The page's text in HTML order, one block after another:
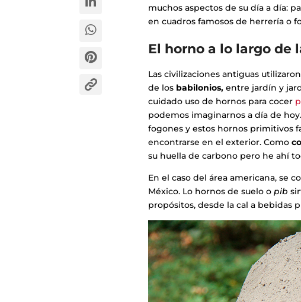
muchos aspectos de su día a día:
en cuadros famosos de herrería o
El horno a lo largo de
Las civilizaciones antiguas
de los babilonios,entre jardín y
cuidado uso de hornos para cocer
podemos imaginarnos a día de
fogones y estos hornos primitivos
encontrarse en el exterior. Como
su huella de carbono pero he ahí
En el caso del área americana, se
México. Lo hornos de suelo opib
propósitos, desde la cal a bebidas